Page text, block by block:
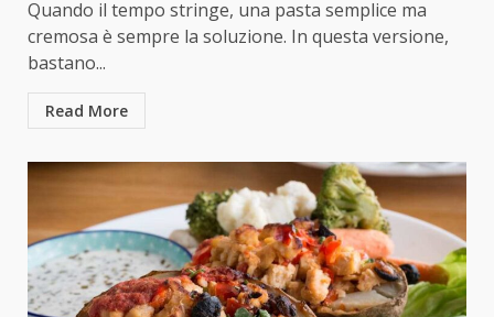
Quando il tempo stringe, una pasta semplice ma
cremosa è sempre la soluzione. In questa versione,
bastano...
Read More